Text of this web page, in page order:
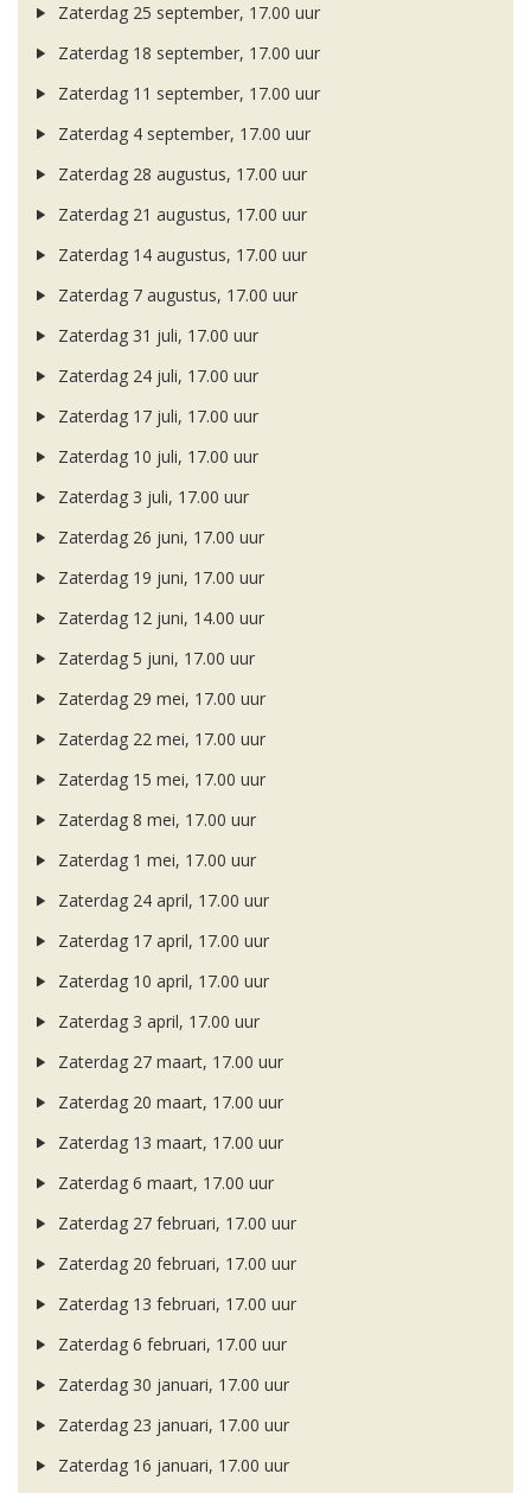
Zaterdag 25 september, 17.00 uur
Zaterdag 18 september, 17.00 uur
Zaterdag 11 september, 17.00 uur
Zaterdag 4 september, 17.00 uur
Zaterdag 28 augustus, 17.00 uur
Zaterdag 21 augustus, 17.00 uur
Zaterdag 14 augustus, 17.00 uur
Zaterdag 7 augustus, 17.00 uur
Zaterdag 31 juli, 17.00 uur
Zaterdag 24 juli, 17.00 uur
Zaterdag 17 juli, 17.00 uur
Zaterdag 10 juli, 17.00 uur
Zaterdag 3 juli, 17.00 uur
Zaterdag 26 juni, 17.00 uur
Zaterdag 19 juni, 17.00 uur
Zaterdag 12 juni, 14.00 uur
Zaterdag 5 juni, 17.00 uur
Zaterdag 29 mei, 17.00 uur
Zaterdag 22 mei, 17.00 uur
Zaterdag 15 mei, 17.00 uur
Zaterdag 8 mei, 17.00 uur
Zaterdag 1 mei, 17.00 uur
Zaterdag 24 april, 17.00 uur
Zaterdag 17 april, 17.00 uur
Zaterdag 10 april, 17.00 uur
Zaterdag 3 april, 17.00 uur
Zaterdag 27 maart, 17.00 uur
Zaterdag 20 maart, 17.00 uur
Zaterdag 13 maart, 17.00 uur
Zaterdag 6 maart, 17.00 uur
Zaterdag 27 februari, 17.00 uur
Zaterdag 20 februari, 17.00 uur
Zaterdag 13 februari, 17.00 uur
Zaterdag 6 februari, 17.00 uur
Zaterdag 30 januari, 17.00 uur
Zaterdag 23 januari, 17.00 uur
Zaterdag 16 januari, 17.00 uur